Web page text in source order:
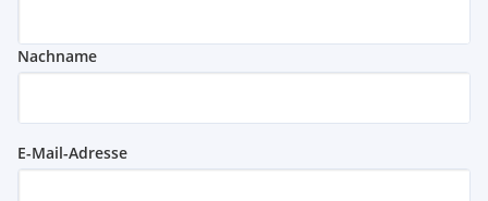
Nachname
E-Mail-Adresse